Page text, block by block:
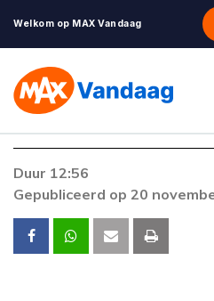
Welkom op MAX Vandaag
De gewenste stream
voordoen, neem dan
Duur 12:56
Gepubliceerd op 20